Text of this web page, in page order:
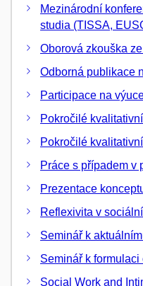
Mezinárodní
studia (TISSA,
Oborová zkouška
Odborná publikace
Participace na
Pokročilé
Pokročilé
Práce s případem v
Prezentace
Reflexivita v
Seminář k
Seminář k
Social Work and